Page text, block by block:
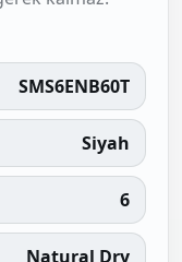
SMS6ENB60T
Siyah
6
Natural Dry